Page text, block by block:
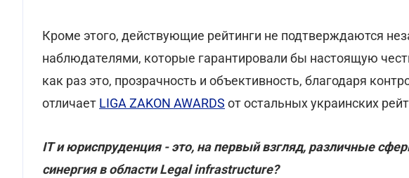
Кроме этого, действующие рейтинги не подтверждаются
наблюдателями, которые гарантировали бы настоящую
как раз это, прозрачность и объективность, благодаря
отличает LIGA ZAKON AWARDS от остальных украинских
IТ и юриспруденция - это, на первый взгляд, различные
синергия в области Legal infrastructure?